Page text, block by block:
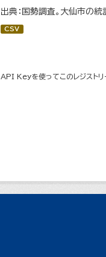
出典：国勢調査。大仙市の
CSV
API Keyを使ってこのレジストリ